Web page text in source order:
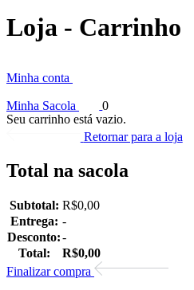
Loja - Carrinho
Minha conta
Minha Sacola
0
Seu carrinho está vazio.
Retornar para a loja
Total na sacola
Subtotal: R$0,00
Entrega: -
Desconto:-
Total:
R$0,00
Finalizar compra